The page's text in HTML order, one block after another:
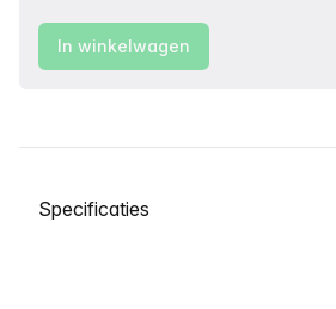
In winkelwagen
Selecteer een tabblad